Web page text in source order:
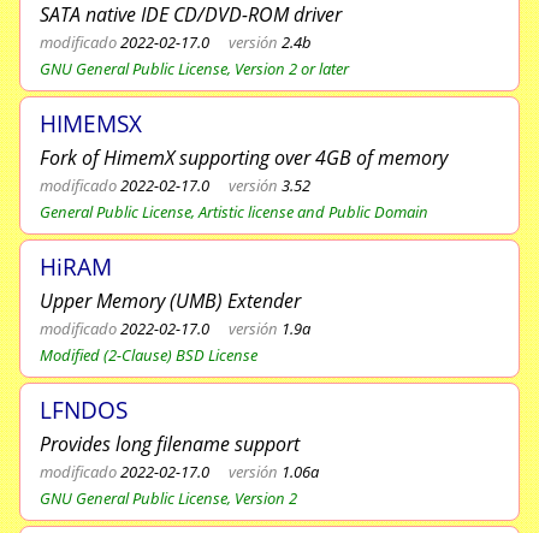
SATA native IDE CD/DVD-ROM driver
modificado2022-02-17.0 versión 2.4b
GNU General Public License, Version 2 or later
HIMEMSX
Fork of HimemX supporting over 4GB of memory
modificado2022-02-17.0 versión 3.52
General Public License, Artistic license and Public Domain
HiRAM
Upper Memory (UMB) Extender
modificado2022-02-17.0 versión 1.9a
Modified (2-Clause) BSD License
LFNDOS
Provides long filename support
modificado2022-02-17.0 versión 1.06a
GNU General Public License, Version 2